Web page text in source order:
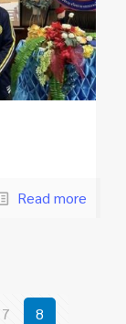
Read more
7
8